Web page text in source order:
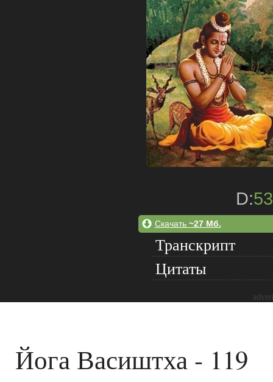
D:
Скачать ~27 Мб.
Транскрипт
Цитаты
Йога Васиштха - 119